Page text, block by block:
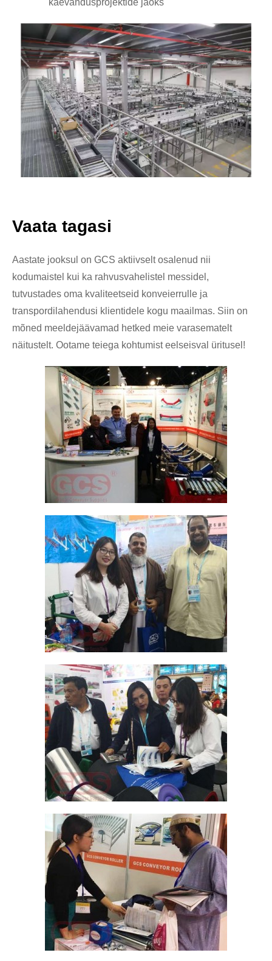
kaevandusprojektide jaoks
Vaata tagasi
Aastate jooksul on GCS aktiivselt osalenud nii
kodumaistel kui ka rahvusvahelistel messidel,
tutvustades oma kvaliteetseid konveierrulle ja
transpordilahendusi klientidele kogu maailmas. Siin on
mõned meeldejäävamad hetked meie varasematelt
näitustelt. Ootame teiega kohtumist eelseisval üritusel!